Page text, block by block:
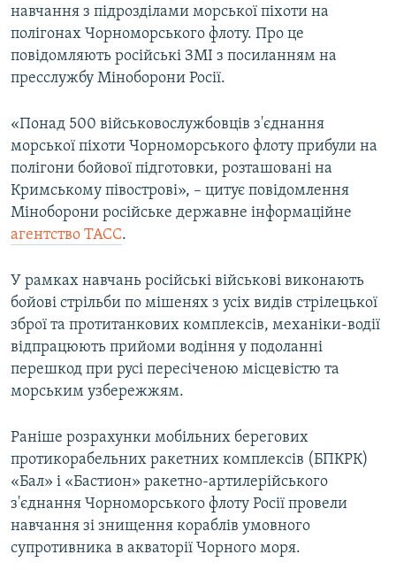
Усі сайти RFE/RL
навчання з підрозділами морської піхоти на
полігонах Чорноморського флоту. Про це
повідомляють російські ЗМІ з посиланням на
пресслужбу Міноборони Росії.
«Понад 500 військовослужбовців з'єднання
морської піхоти Чорноморського флоту прибули на
полігони бойової підготовки, розташовані на
Кримському півострові», – цитує повідомлення
Міноборони російське державне інформаційне
агентство ТАСС.
У рамках навчань російські військові виконають
бойові стрільби по мішенях з усіх видів стрілецької
зброї та протитанкових комплексів, механіки-водії
відпрацюють прийоми водіння у подоланні
перешкод при русі пересіченою місцевістю та
морським узбережжям.
Раніше розрахунки мобільних берегових
протикорабельних ракетних комплексів (БПКРК)
«Бал» і «Бастион» ракетно-артилерійського
з'єднання Чорноморського флоту Росії провели
навчання зі знищення кораблів умовного
супротивника в акваторії Чорного моря.